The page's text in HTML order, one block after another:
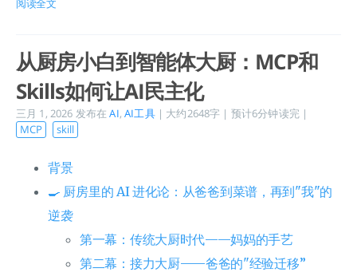
从厨房小白到智能体大厨：MCP和
Skills如何让AI民主化
三月 1, 2026 发布在 AI,AI工具 | 大约2648字 | 预计6分钟读完 |
MCP
skill
背景
🍳 厨房里的 AI 进化论：从爸爸到菜谱，再到"我"的
逆袭
第一幕：传统大厨时代——妈妈的手艺
第二幕：接力大厨——爸爸的"经验迁移”